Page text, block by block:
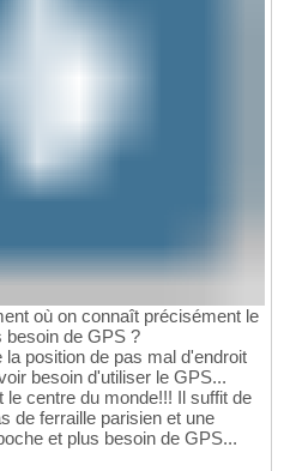
où on connaît précisément le
besoin de GPS ?
position de pas mal d'endroit
besoin d'utiliser le GPS...
le centre du monde!!! Il suffit de
de ferraille parisien et une
et plus besoin de GPS...